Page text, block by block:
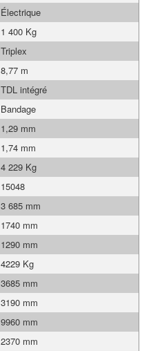
Électrique
1 400 Kg
Triplex
8,77 m
TDL intégré
Bandage
1,29 mm
1,74 mm
4 229 Kg
15048
3 685 mm
1740 mm
1290 mm
4229 Kg
3685 mm
3190 mm
9960 mm
2370 mm